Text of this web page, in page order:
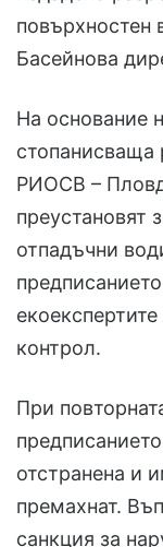
повърхностен
Басейнова
На основание
стопанисваща
РИОСВ –
преустановят
отпадъчни
контрол.
При
отстранена и
премахнат.
санкция за